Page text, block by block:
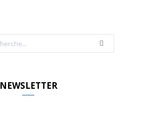
NEWSLETTER